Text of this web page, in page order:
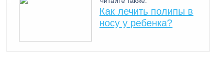
Как лечить полипы в
носу у ребенка?